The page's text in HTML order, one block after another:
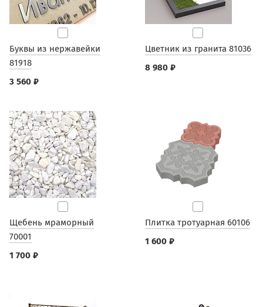
Буквы из нержавейки
81918
3 560 ₽
Цветник из гранита 81036
8 980 ₽
Щебень мраморный
70001
1 700 ₽
Плитка тротуарная 60106
1 600 ₽